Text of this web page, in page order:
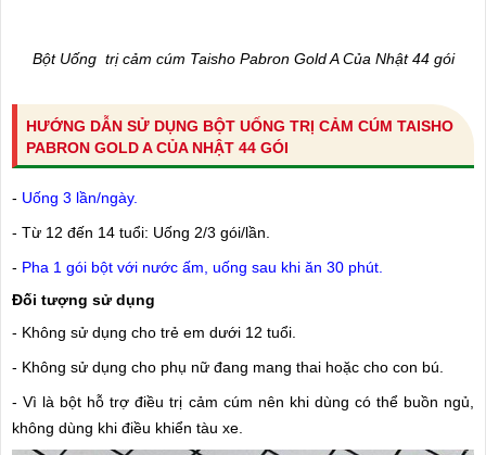
Bột Uống trị cảm cúm Taisho Pabron Gold A Của Nhật 44 gói
HƯỚNG DẪN SỬ DỤNG BỘT UỐNG TRỊ CẢM CÚM TAISHO
PABRON GOLD A CỦA NHẬT 44 GÓI
- Uống 3 lần/ngày.
- Từ 12 đến 14 tuổi: Uống 2/3 gói/lần.
- Pha 1 gói bột với nước ấm, uống sau khi ăn 30 phút.
Đối tượng sử dụng
- Không sử dụng cho trẻ em dưới 12 tuổi.
- Không sử dụng cho phụ nữ đang mang thai hoặc cho con bú.
- Vì là bột hỗ trợ điều trị cảm cúm nên khi dùng có thể buồn ngủ,
không dùng khi điều khiển tàu xe.